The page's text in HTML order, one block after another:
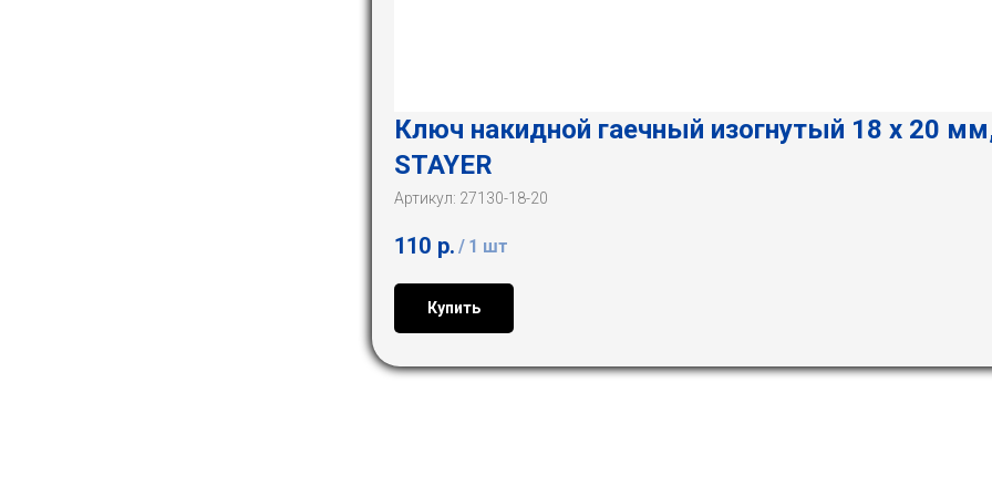
Ключ накидной гаечный изогнутый 18 х 20
STAYER
Артикул: 27130-18-20
110 р. / 1 шт
Купить